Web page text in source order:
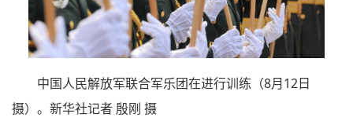
中国人民解放军联合军乐团在进行训练（8月12日
摄）。新华社记者 殷刚 摄